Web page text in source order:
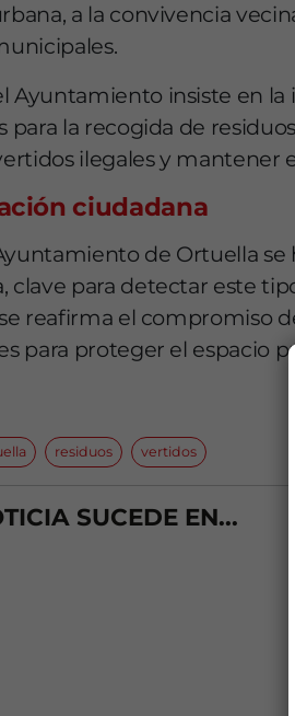
a la convivencia
Ayuntamiento insiste en
para la recogida de
ilegales y mantener
ciudadana
de Ortuella se
clave para detectar este
reafirma el compromiso
para proteger el espacio
residuos vertidos
SUCEDE EN...